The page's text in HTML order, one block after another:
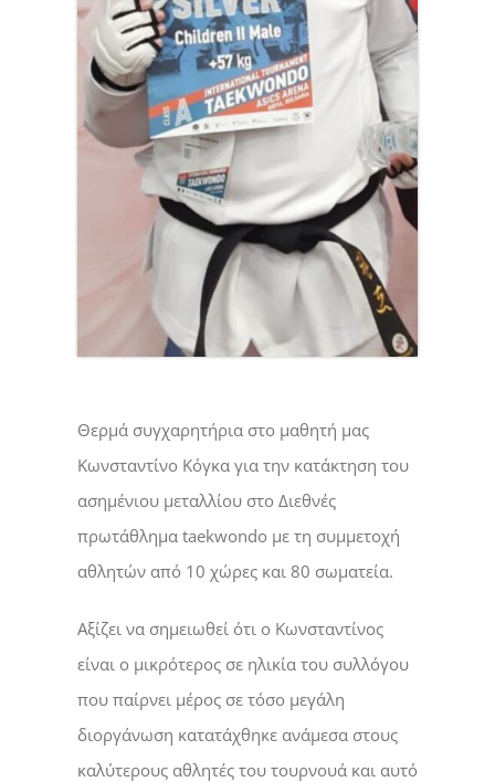
Θερμά συγχαρητήρια στο μαθητή μας
Κωνσταντίνο Κόγκα για την κατάκτηση του
ασημένιου μεταλλίου στο Διεθνές
πρωτάθλημα taekwondo με τη συμμετοχή
αθλητών από 10 χώρες και 80 σωματεία.
Αξίζει να σημειωθεί ότι ο Κωνσταντίνος
είναι ο μικρότερος σε ηλικία του συλλόγου
που παίρνει μέρος σε τόσο μεγάλη
διοργάνωση κατατάχθηκε ανάμεσα στους
καλύτερους αθλητές του τουρνουά και αυτό